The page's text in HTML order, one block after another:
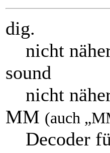
dig.
nicht
sound
nicht
MM (auch
Decoder